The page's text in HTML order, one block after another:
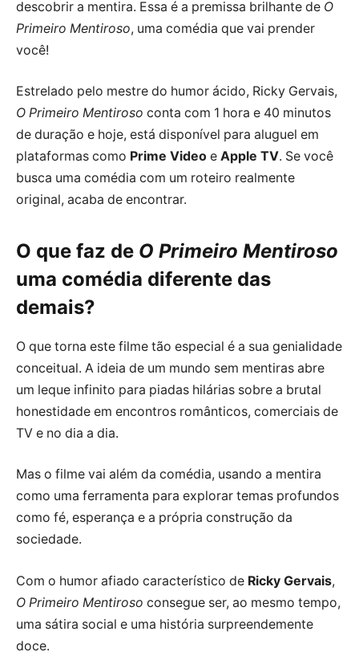
descobrir a mentira. Essa é a premissa brilhante de O
Primeiro Mentiroso, uma comédia que vai prender
você!
Estrelado pelo mestre do humor ácido, Ricky Gervais,
O Primeiro Mentiroso conta com 1 hora e 40 minutos
de duração e hoje, está disponível para aluguel em
plataformas como Prime Video e Apple TV. Se você
busca uma comédia com um roteiro realmente
original, acaba de encontrar.
O que faz de O Primeiro Mentiroso
uma comédia diferente das
demais?
O que torna este filme tão especial é a sua genialidade
conceitual. A ideia de um mundo sem mentiras abre
um leque infinito para piadas hilárias sobre a brutal
honestidade em encontros românticos, comerciais de
TV e no dia a dia.
Mas o filme vai além da comédia, usando a mentira
como uma ferramenta para explorar temas profundos
como fé, esperança e a própria construção da
sociedade.
Com o humor afiado característico de Ricky Gervais,
O Primeiro Mentiroso consegue ser, ao mesmo tempo,
uma sátira social e uma história surpreendemente
doce.